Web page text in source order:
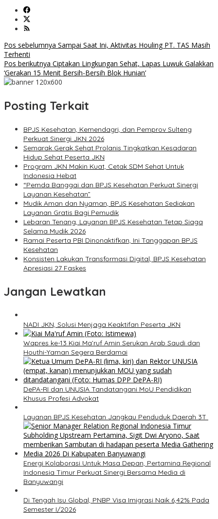
Navigasi
pos
Pos sebelumnya Sampai Saat Ini, Aktivitas Houling PT. TAS Masih
Terhenti
Pos berikutnya Ciptakan Lingkungan Sehat, Lapas Luwuk Galakkan
‘Gerakan 15 Menit Bersih-Bersih Blok Hunian’
Posting Terkait
BPJS Kesehatan, Kemendagri, dan Pemprov Sulteng
Perkuat Sinergi JKN 2026
Semarak Gerak Sehat Prolanis Tingkatkan Kesadaran
Hidup Sehat Peserta JKN
Program JKN Makin Kuat, Cetak SDM Sehat Untuk
Indonesia Hebat
“Pemda Banggai dan BPJS Kesehatan Perkuat Sinergi
Layanan Kesehatan”
Mudik Aman dan Nyaman, BPJS Kesehatan Sediakan
Layanan Gratis Bagi Pemudik
Lebaran Tenang, Layanan BPJS Kesehatan Tetap Siaga
Selama Mudik 2026
Ramai Peserta PBI Dinonaktifkan, Ini Tanggapan BPJS
Kesehatan
Konsisten Lakukan Transformasi Digital, BPJS Kesehatan
Apresiasi 27 Faskes
Jangan Lewatkan
NADI JKN, Solusi Menjaga Keaktifan Peserta JKN
Wapres ke-13 Kiai Ma’ruf Amin Serukan Arab Saudi dan
Houthi-Yaman Segera Berdamai
DePA-RI dan UNUSIA Tandatangani MoU Pendidikan
Khusus Profesi Advokat
Layanan BPJS Kesehatan Jangkau Penduduk Daerah 3T
Energi Kolaborasi Untuk Masa Depan, Pertamina Regional
Indonesia Timur Perkuat Sinergi Bersama Media di
Banyuwangi
Di Tengah Isu Global, PNBP Visa Imigrasi Naik 6,42% Pada
Semester I/2026